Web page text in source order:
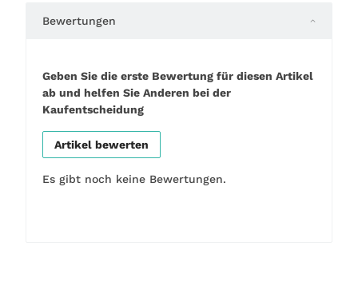
Bewertungen
Geben Sie die erste Bewertung für diesen Artikel
ab und helfen Sie Anderen bei der
Kaufentscheidung
Artikel bewerten
Es gibt noch keine Bewertungen.